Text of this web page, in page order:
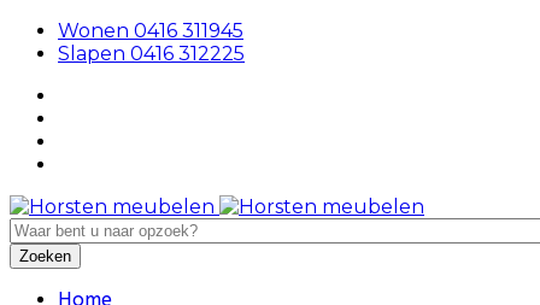
Wonen 0416 311945
Slapen 0416 312225
Home